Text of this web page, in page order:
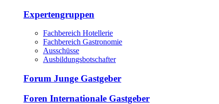
Expertengruppen
Fachbereich Hotellerie
Fachbereich Gastronomie
Ausschüsse
Ausbildungsbotschafter
Forum Junge Gastgeber
Foren Internationale Gastgeber